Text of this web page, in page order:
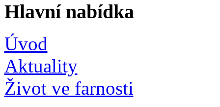
Hlavní nabídka
Úvod
Aktuality
Život ve farnosti